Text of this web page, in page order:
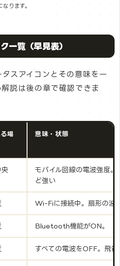
ります。
覧（早見表）
スアイコンとその意味を一
説は後の章で確認できま
場
意味・状態
モバイル回線の電波強度。
ど強い
Wi-Fiに接続中。扇形の波
Bluetooth機能がON。「
すべての電波をOFF。飛行